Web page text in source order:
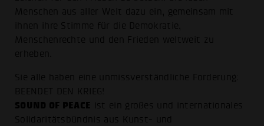
Menschen aus aller Welt dazu ein, gemeinsam mit
ihnen ihre Stimme für die Demokratie,
Menschenrechte und den Frieden weltweit zu
erheben.
Sie alle haben eine unmissverständliche Forderung:
BEENDET DEN KRIEG!
SOUND OF PEACE
ist ein großes und internationales
Solidaritätsbündnis aus Kunst- und